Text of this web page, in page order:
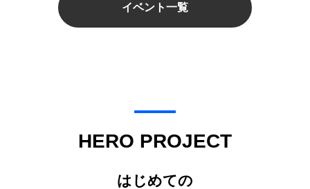
イベント一覧
HERO PROJECT
はじめての